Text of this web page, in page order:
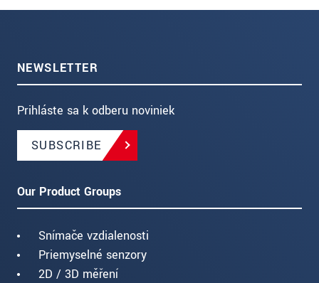
NEWSLETTER
Prihláste sa k odberu noviniek
SUBSCRIBE
Our Product Groups
Snímače vzdialenosti
Priemyselné senzory
2D / 3D měření